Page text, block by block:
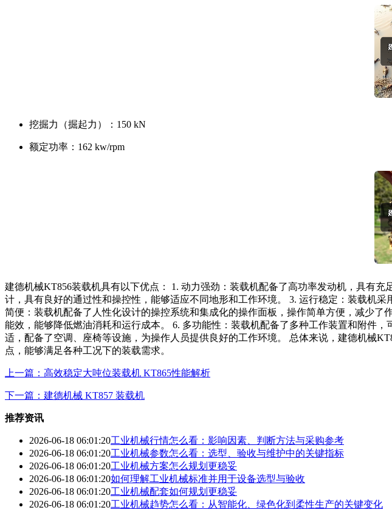
挖掘力（掘起力）： 150 kN
额定功率： 162 kw/rpm
建德机械KT856装载机具有以下优点： 1. 动力强劲：装载机配备了高功率发动机，具有
计，具有良好的通过性和操控性，能够适应不同地形和工作环境。 3. 运行稳定：装载机
简便：装载机配备了人性化设计的操控系统和集成化的操作面板，操作简单方便，减少
能效，能够降低燃油消耗和运行成本。 6. 多功能性：装载机配备了多种工作装置和附件
适，配备了空调、座椅等设施，为操作人员提供良好的工作环境。 总体来说，建德机械
点，能够满足各种工况下的装载需求。
上一篇：高效稳定大吨位装载机 KT865性能解析
下一篇：建德机械 KT857 装载机
推荐资讯
2026-06-18 06:01:20工业机械行情怎么看：影响因素、判断方法与采购参考
2026-06-18 06:01:20工业机械参数怎么看：选型、验收与维护中的关键指标
2026-06-18 06:01:20工业机械方案怎么规划更稳妥
2026-06-18 06:01:20如何理解工业机械标准并用于设备选型与验收
2026-06-18 06:01:20工业机械配套如何规划更稳妥
2026-06-18 06:01:20工业机械趋势怎么看：从智能化、绿色化到柔性生产的关键变化